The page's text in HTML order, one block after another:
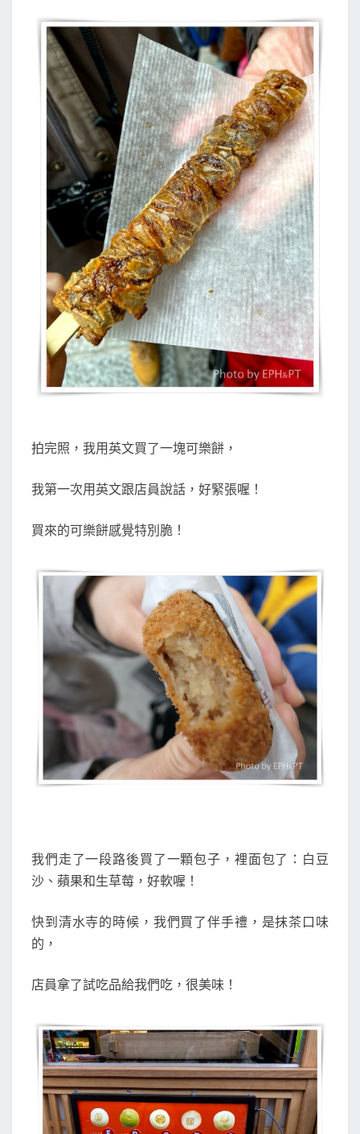
拍完照，我用英文買了一塊可樂餅，
我第一次用英文跟店員說話，好緊張喔！
買來的可樂餅感覺特別脆！
我們走了一段路後買了一顆包子，裡面包了：白豆
沙、蘋果和生草莓，好軟喔！
快到清水寺的時候，我們買了伴手禮，是抹茶口味
的，
店員拿了試吃品給我們吃，很美味！